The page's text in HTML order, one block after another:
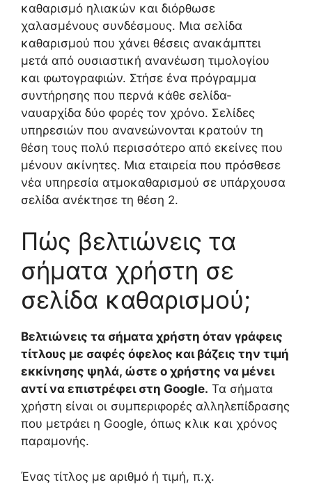
καθαρισμό ηλιακών και διόρθωσε
χαλασμένους συνδέσμους. Μια σελίδα
καθαρισμού που χάνει θέσεις ανακάμπτει
μετά από ουσιαστική ανανέωση τιμολογίου
και φωτογραφιών. Στήσε ένα πρόγραμμα
συντήρησης που περνά κάθε σελίδα-
ναυαρχίδα δύο φορές τον χρόνο. Σελίδες
υπηρεσιών που ανανεώνονται κρατούν τη
θέση τους πολύ περισσότερο από εκείνες που
μένουν ακίνητες. Μια εταιρεία που πρόσθεσε
νέα υπηρεσία ατμοκαθαρισμού σε υπάρχουσα
σελίδα ανέκτησε τη θέση 2.
Πώς βελτιώνεις τα
σήματα χρήστη σε
σελίδα καθαρισμού;
Βελτιώνεις τα σήματα χρήστη όταν γράφεις
τίτλους με σαφές όφελος και βάζεις την τιμή
εκκίνησης ψηλά, ώστε ο χρήστης να μένει
αντί να επιστρέφει στη Google. Τα σήματα
χρήστη είναι οι συμπεριφορές αλληλεπίδρασης
που μετράει η Google, όπως κλικ και χρόνος
παραμονής.
Ένας τίτλος με αριθμό ή τιμή, π.χ.